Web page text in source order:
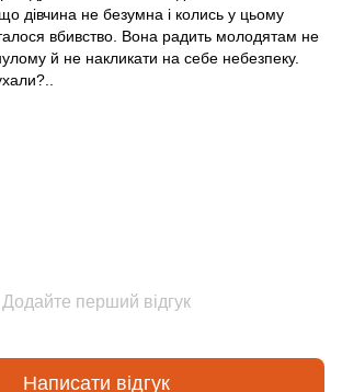
дівчина не безумна і колись у цьому
вбивство. Вона радить молодятам не
й не накликати на себе небезпеку.
Додайте перший відгук
Написати відгук